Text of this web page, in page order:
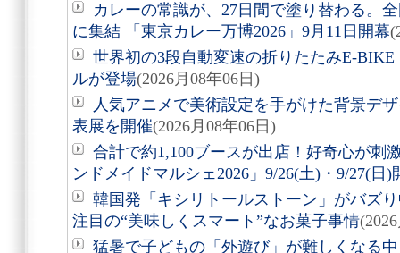
カレーの常識が、27日間で塗り替わる。
に集結 「東京カレー万博2026」9月11日開幕
世界初の3段自動変速の折りたたみE-
ルが登場(2026月08年06日)
人気アニメで美術設定を手がけた背景デ
表展を開催(2026月08年06日)
合計で約1,100ブースが出店！好奇心が
ンドメイドマルシェ2026」9/26(土)・9/27(日)
韓国発「キシリトールストーン」がバズ
注目の“美味しくスマート”なお菓子事情
猛暑で子どもの「外遊び」が難しくなる